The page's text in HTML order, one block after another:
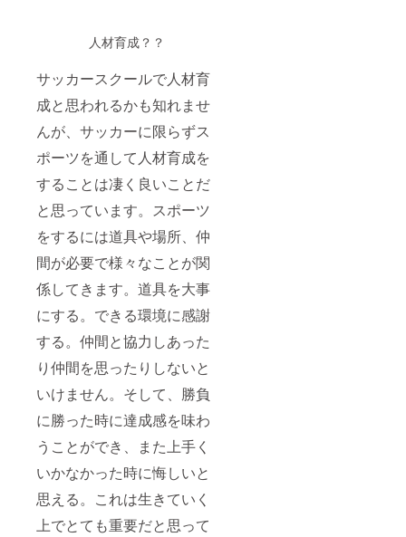
人材育成？？
サッカースクールで人材育
成と思われるかも知れませ
んが、サッカーに限らずス
ポーツを通して人材育成を
することは凄く良いことだ
と思っています。スポーツ
をするには道具や場所、仲
間が必要で様々なことが関
係してきます。道具を大事
にする。できる環境に感謝
する。仲間と協力しあった
り仲間を思ったりしないと
いけません。そして、勝負
に勝った時に達成感を味わ
うことができ、また上手く
いかなかった時に悔しいと
思える。これは生きていく
上でとても重要だと思って